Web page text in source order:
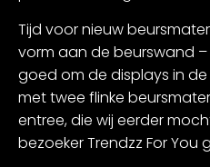
Tijd voor nieuw
vorm aan de beurswand
goed om de displays in
met twee flinke
entree, die wij eerder
bezoeker Trendzz For You